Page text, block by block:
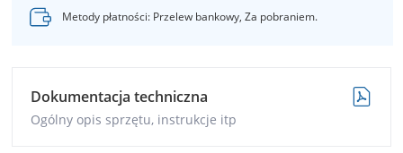
Metody płatności: Przelew bankowy, Za pobraniem.
Dokumentacja techniczna
Ogólny opis sprzętu, instrukcje itp